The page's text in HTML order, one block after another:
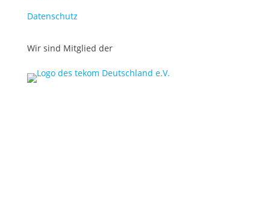
Datenschutz
Wir sind Mitglied der